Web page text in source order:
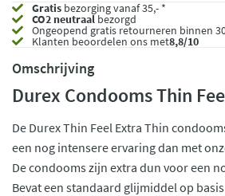
Gratis bezorging vanaf 35,- *
CO2 neutraalbezorgd
Ongeopend gratis retourneren binnen
Klanten beoordelen ons met8,8/10
Omschrijving
Durex Condooms Thin
De Durex Thin Feel Extra Thin
een nog intensere ervaring dan met
De condooms zijn extra dun voor een
Bevat een standaard glijmiddel op